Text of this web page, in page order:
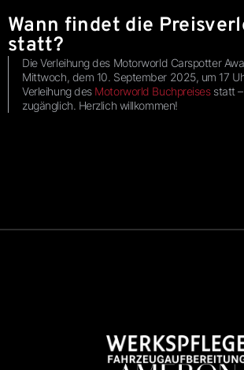
Wann findet die
statt?
Die Verleihung des Motorworld Carspotter
Mittwoch, dem 10. September 2025, um 17
Verleihung des Motorworld Buchpreisesstatt –
zugänglich. Herzlich willkommen!